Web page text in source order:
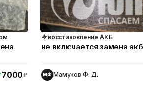
7000₽
восстановление АКБ
не включается замена акб
МФ Мамуков Ф. Д.